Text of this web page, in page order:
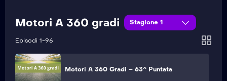
Motori A 360 gradi Stagione 1
Episodi 1-96
Motori A 360 Gradi – 64^ Puntata
Motori A 360 Gradi – 63^ Puntata